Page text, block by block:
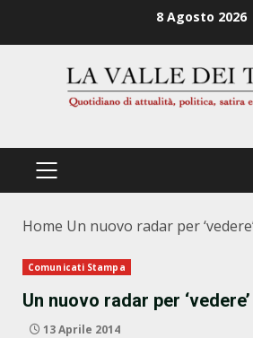
8 Agosto 2026
PRIMÄRES
Home Un nuovo radar per
Comunicati Stampa
Un nuovo radar per
13 Aprile 2014